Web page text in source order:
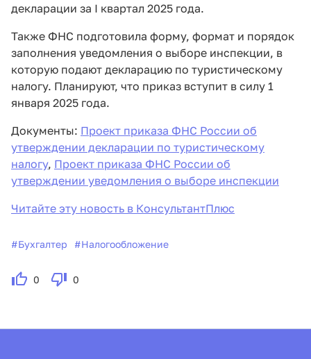
декларации за I квартал 2025 года.
Также ФНС подготовила форму, формат и порядок
заполнения уведомления о выборе инспекции, в
которую подают декларацию по туристическому
налогу. Планируют, что приказ вступит в силу 1
января 2025 года.
Документы: Проект приказа ФНС России об
утверждении декларации по туристическому
налогу, Проект приказа ФНС России об
утверждении уведомления о выборе инспекции
Читайте эту новость в КонсультантПлюс
#Бухгалтер #Налогообложение
0 0